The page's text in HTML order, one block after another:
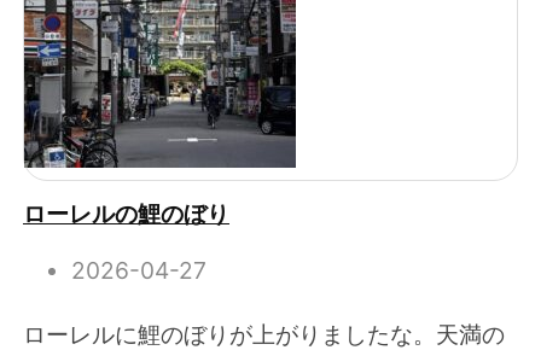
ローレルの鯉のぼり
2026-04-27
ローレルに鯉のぼりが上がりましたな。天満の